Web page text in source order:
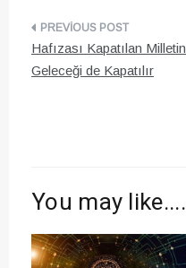
Yazı
gezinmesi
Hafızası Kapatılan Milletin
Geleceği de Kapatılır
You may like....